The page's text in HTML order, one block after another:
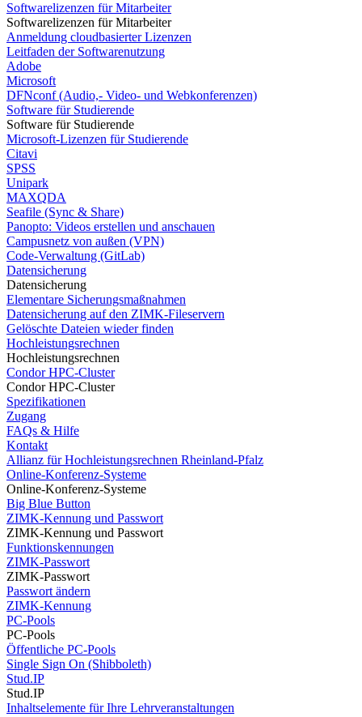
Softwarelizenzen für Mitarbeiter
Softwarelizenzen für Mitarbeiter
Anmeldung cloudbasierter Lizenzen
Leitfaden der Softwarenutzung
Adobe
Microsoft
DFNconf (Audio,- Video- und Webkonferenzen)
Software für Studierende
Software für Studierende
Microsoft-Lizenzen für Studierende
Citavi
SPSS
Unipark
MAXQDA
Seafile (Sync & Share)
Panopto: Videos erstellen und anschauen
Campusnetz von außen (VPN)
Code-Verwaltung (GitLab)
Datensicherung
Datensicherung
Elementare Sicherungsmaßnahmen
Datensicherung auf den ZIMK-Fileservern
Gelöschte Dateien wieder finden
Hochleistungsrechnen
Hochleistungsrechnen
Condor HPC-Cluster
Condor HPC-Cluster
Spezifikationen
Zugang
FAQs & Hilfe
Kontakt
Allianz für Hochleistungsrechnen Rheinland-Pfalz
Online-Konferenz-Systeme
Online-Konferenz-Systeme
Big Blue Button
ZIMK-Kennung und Passwort
ZIMK-Kennung und Passwort
Funktionskennungen
ZIMK-Passwort
ZIMK-Passwort
Passwort ändern
ZIMK-Kennung
PC-Pools
PC-Pools
Öffentliche PC-Pools
Single Sign On (Shibboleth)
Stud.IP
Stud.IP
Inhaltselemente für Ihre Lehrveranstaltungen